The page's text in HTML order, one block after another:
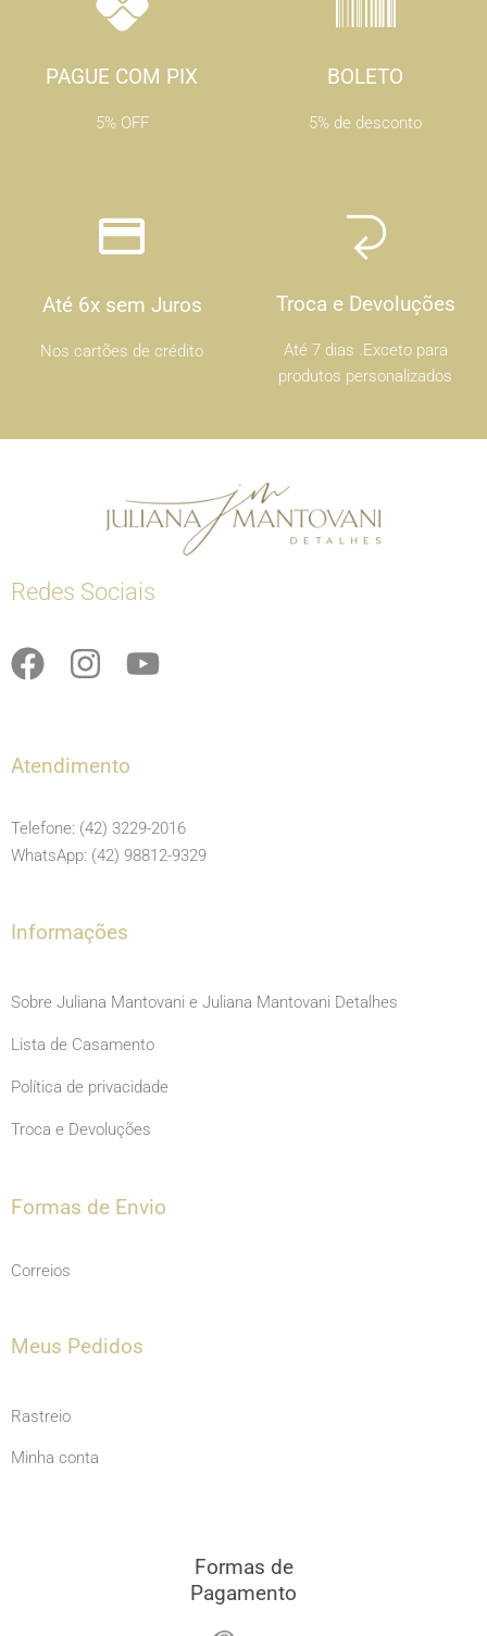
PAGUE COM PIX
5% OFF
BOLETO
5% de desconto
Até 6x sem Juros
Nos cartões de crédito
Troca e Devoluções
Até 7 dias .Exceto para
produtos personalizados
Redes Sociais
F
e
o
o
I
t
g
r
m
Y
b
e
Atendimento
Telefone: (42) 3229-2016
WhatsApp: (42) 98812-9329
Informações
Sobre Juliana Mantovani e Juliana Mantovani Detalhes
Lista de Casamento
Política de privacidade
Troca e Devoluções
Formas de Envio
Correios
Meus Pedidos
Rastreio
Minha conta
Formas de
Pagamento